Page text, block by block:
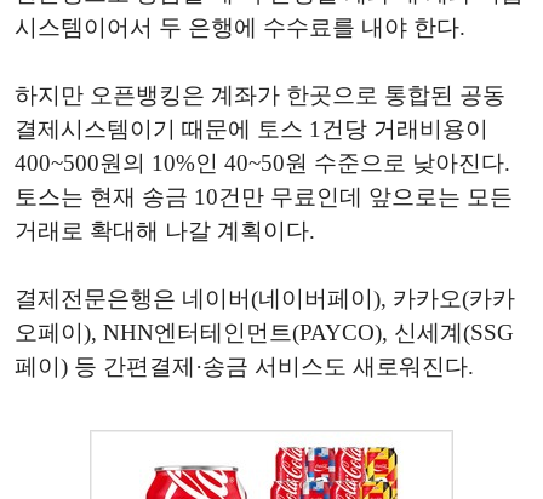
시스템이어서 두 은행에 수수료를 내야 한다.
하지만 오픈뱅킹은 계좌가 한곳으로 통합된 공동
결제시스템이기 때문에 토스 1건당 거래비용이
400~500원의 10%인 40~50원 수준으로 낮아진다.
토스는 현재 송금 10건만 무료인데 앞으로는 모든
거래로 확대해 나갈 계획이다.
결제전문은행은 네이버(네이버페이), 카카오(카카
오페이), NHN엔터테인먼트(PAYCO), 신세계(SSG
페이) 등 간편결제·송금 서비스도 새로워진다.